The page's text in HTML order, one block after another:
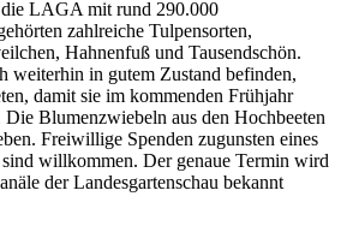
LAGA mit rund 290.000
zahlreiche Tulpensorten,
Hahnenfuß und Tausendschön.
weiterhin in gutem Zustand befinden,
damit sie im kommenden Frühjahr
Blumenzwiebeln aus den Hochbeeten
Freiwillige Spenden zugunsten eines
willkommen. Der genaue Termin wird
der Landesgartenschau bekannt